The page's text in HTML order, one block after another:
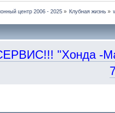
центр 2006 - 2025» Клубная жизнь »
"Хонда -